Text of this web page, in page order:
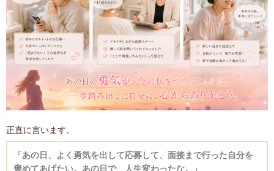
正直に言います。
「あの日、よく勇気を出して応募して、面接まで行った自分を
褒めてあげたい。あの日で、人生変わったな。」